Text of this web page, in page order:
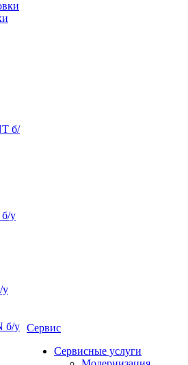
б/
у
у
б/у Сервис
Сервисные услуги